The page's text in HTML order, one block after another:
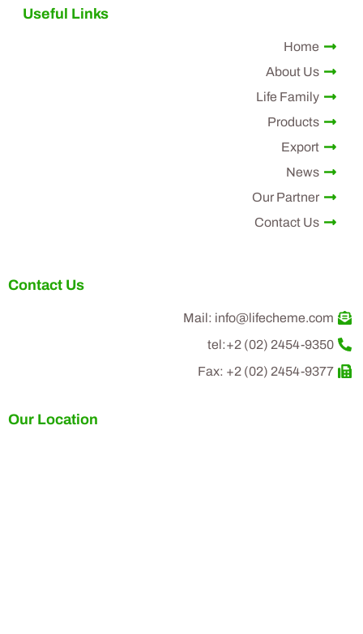
Useful Links
Home
About Us
Life Family
Products
Export
News
Our Partner
Contact Us
Contact Us
Mail: info@lifecheme.com
tel:+2 (02) 2454-9350
Fax: +2 (02) 2454-9377
Our Location